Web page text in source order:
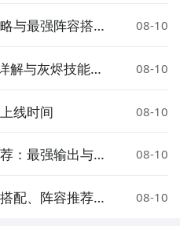
与最强阵容搭配
08-10
解与灰烬技能实
08-10
线时间 08-10
：最强输出与辅
08-10
配、阵容推荐与
08-10